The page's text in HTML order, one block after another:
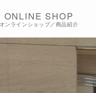
ONLINE SHOP
ンラインショップ／商品紹介